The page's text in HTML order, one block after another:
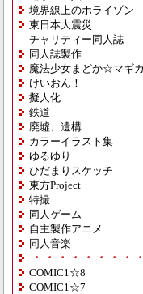
境界線上のホライゾン
東日本大震災
チャリティー同人誌
同人誌製作
魔法少女まどか☆マギカ
けいおん！
擬人化
鉄道
廃墟、遺構
カラーイラスト集
ゆるゆり
ひだまりスケッチ
東方Project
特撮
同人ゲーム
自主製作アニメ
同人音楽
・・・・・・・・
COMIC1☆8
COMIC1☆7